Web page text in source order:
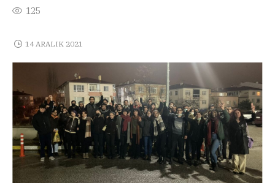
125
14 ARALIK 2021